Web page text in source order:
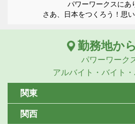
パワーワークスにあ
さあ、日本をつくろう！思い
勤務地か
パワーワーク
アルバイト・バイト
関東
関西